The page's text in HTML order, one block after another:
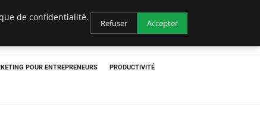
POUR ENTREPRENEURS PRODUCTIVITÉ
de confidentialité.
Refuser Accepter